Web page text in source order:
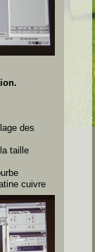
des
taille
cuivre